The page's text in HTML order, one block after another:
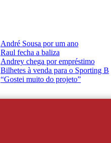
André Sousa por um ano
Raul fecha a baliza
Andrey chega por empréstimo
Bilhetes à venda para o Sporting B
“Gostei muito do projeto”